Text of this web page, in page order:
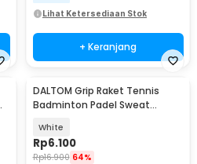
Lihat Ketersediaan Stok
+ Keranjang
DALTOM Grip Raket Tennis
Badminton Padel Sweat
White
Rp6.100
Rp16.900 64%